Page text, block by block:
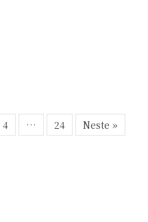
4 … 24 Neste »